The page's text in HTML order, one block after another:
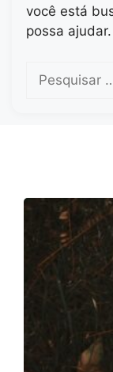
você está
possa ajudar.
por: